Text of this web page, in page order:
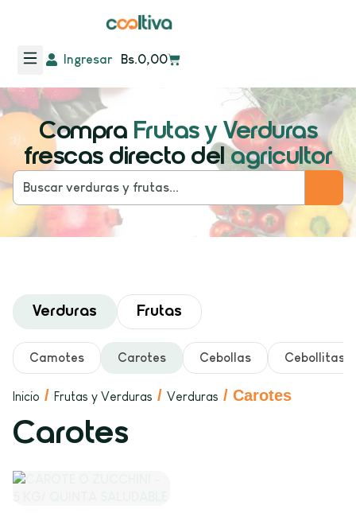
Ingresar Bs.0,00
Compra Frutas y Verduras
frescas directo del agricultor
Verduras Frutas
Camotes Carotes Cebollas Cebollitas
Inicio / Frutas y Verduras / Verduras / Carotes
Carotes